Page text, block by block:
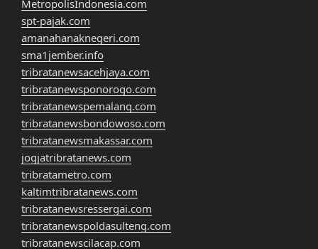
MetropolisIndonesia.com
spt-pajak.com
amanahanaknegeri.com
sma1jember.info
tribratanewsacehjaya.com
tribratanewsponorogo.com
tribratanewspemalang.com
tribratanewsbondowoso.com
tribratanewsmakassar.com
jogjatribratanews.com
tribratametro.com
kaltimtribratanews.com
tribratanewsressergai.com
tribratanewspoldasulteng.com
tribratanewscilacap.com